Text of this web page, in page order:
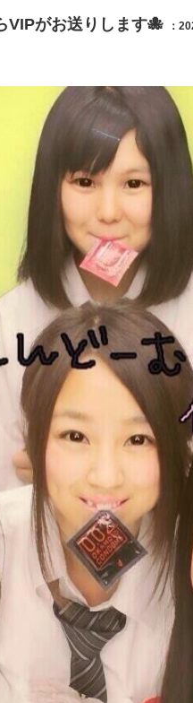
VIPがお送りします🐙 ：